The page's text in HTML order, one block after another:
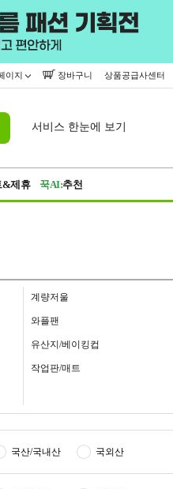
이지 장바구니 상품공급사센터
서비스 한눈에 보기
&제휴 꾹AI:추천
계량저울
와플팬
유산지/베이킹컵
작업판/매트
국산/국내산 국외산